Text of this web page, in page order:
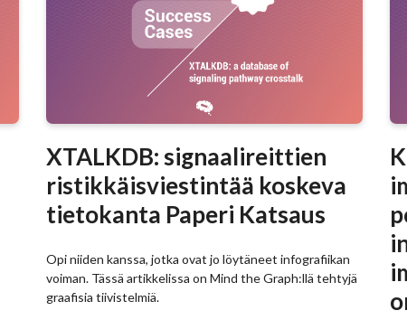
XTALKDB: signaalireittien
ristikkäisviestintää koskeva
tietokanta Paperi Katsaus
Opi niiden kanssa, jotka ovat jo löytäneet infografiikan
voiman. Tässä artikkelissa on Mind the Graph:llä tehtyjä
graafisia tiivistelmiä.